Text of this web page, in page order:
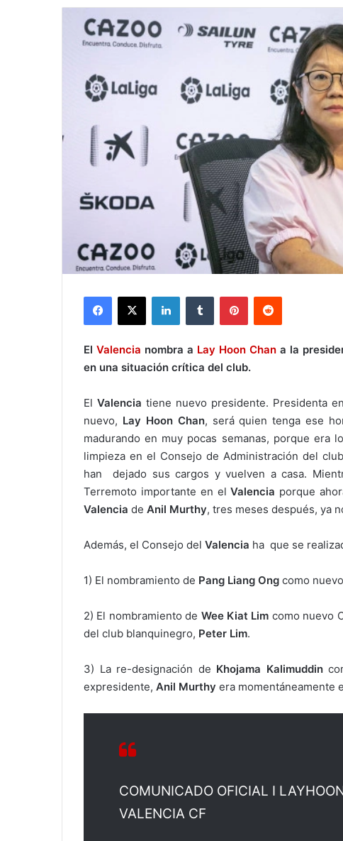
El Valencia nombra a Lay Hoon Chan a la
en una situación crítica del club.
El Valencia tiene nuevo presidente. Presidenta
nuevo, Lay Hoon Chan, será quien tenga ese
madurando en muy pocas semanas, porque era
limpieza en el Consejo de Administración del
han dejado sus cargos y vuelven a casa.
Terremoto importante en elValencia porque
Valencia de Anil Murthy, tres meses después, ya
Además, el Consejo del Valencia ha que se
1) El nombramiento de Pang Liang Ong como
2) El nombramiento de Wee Kiat Lim como nuevo
del club blanquinegro, Peter Lim.
3) La re-designación de Khojama Kalimuddin
expresidente, Anil Murthy era momentáneamente
COMUNICADO OFICIAL I
VALENCIA CF